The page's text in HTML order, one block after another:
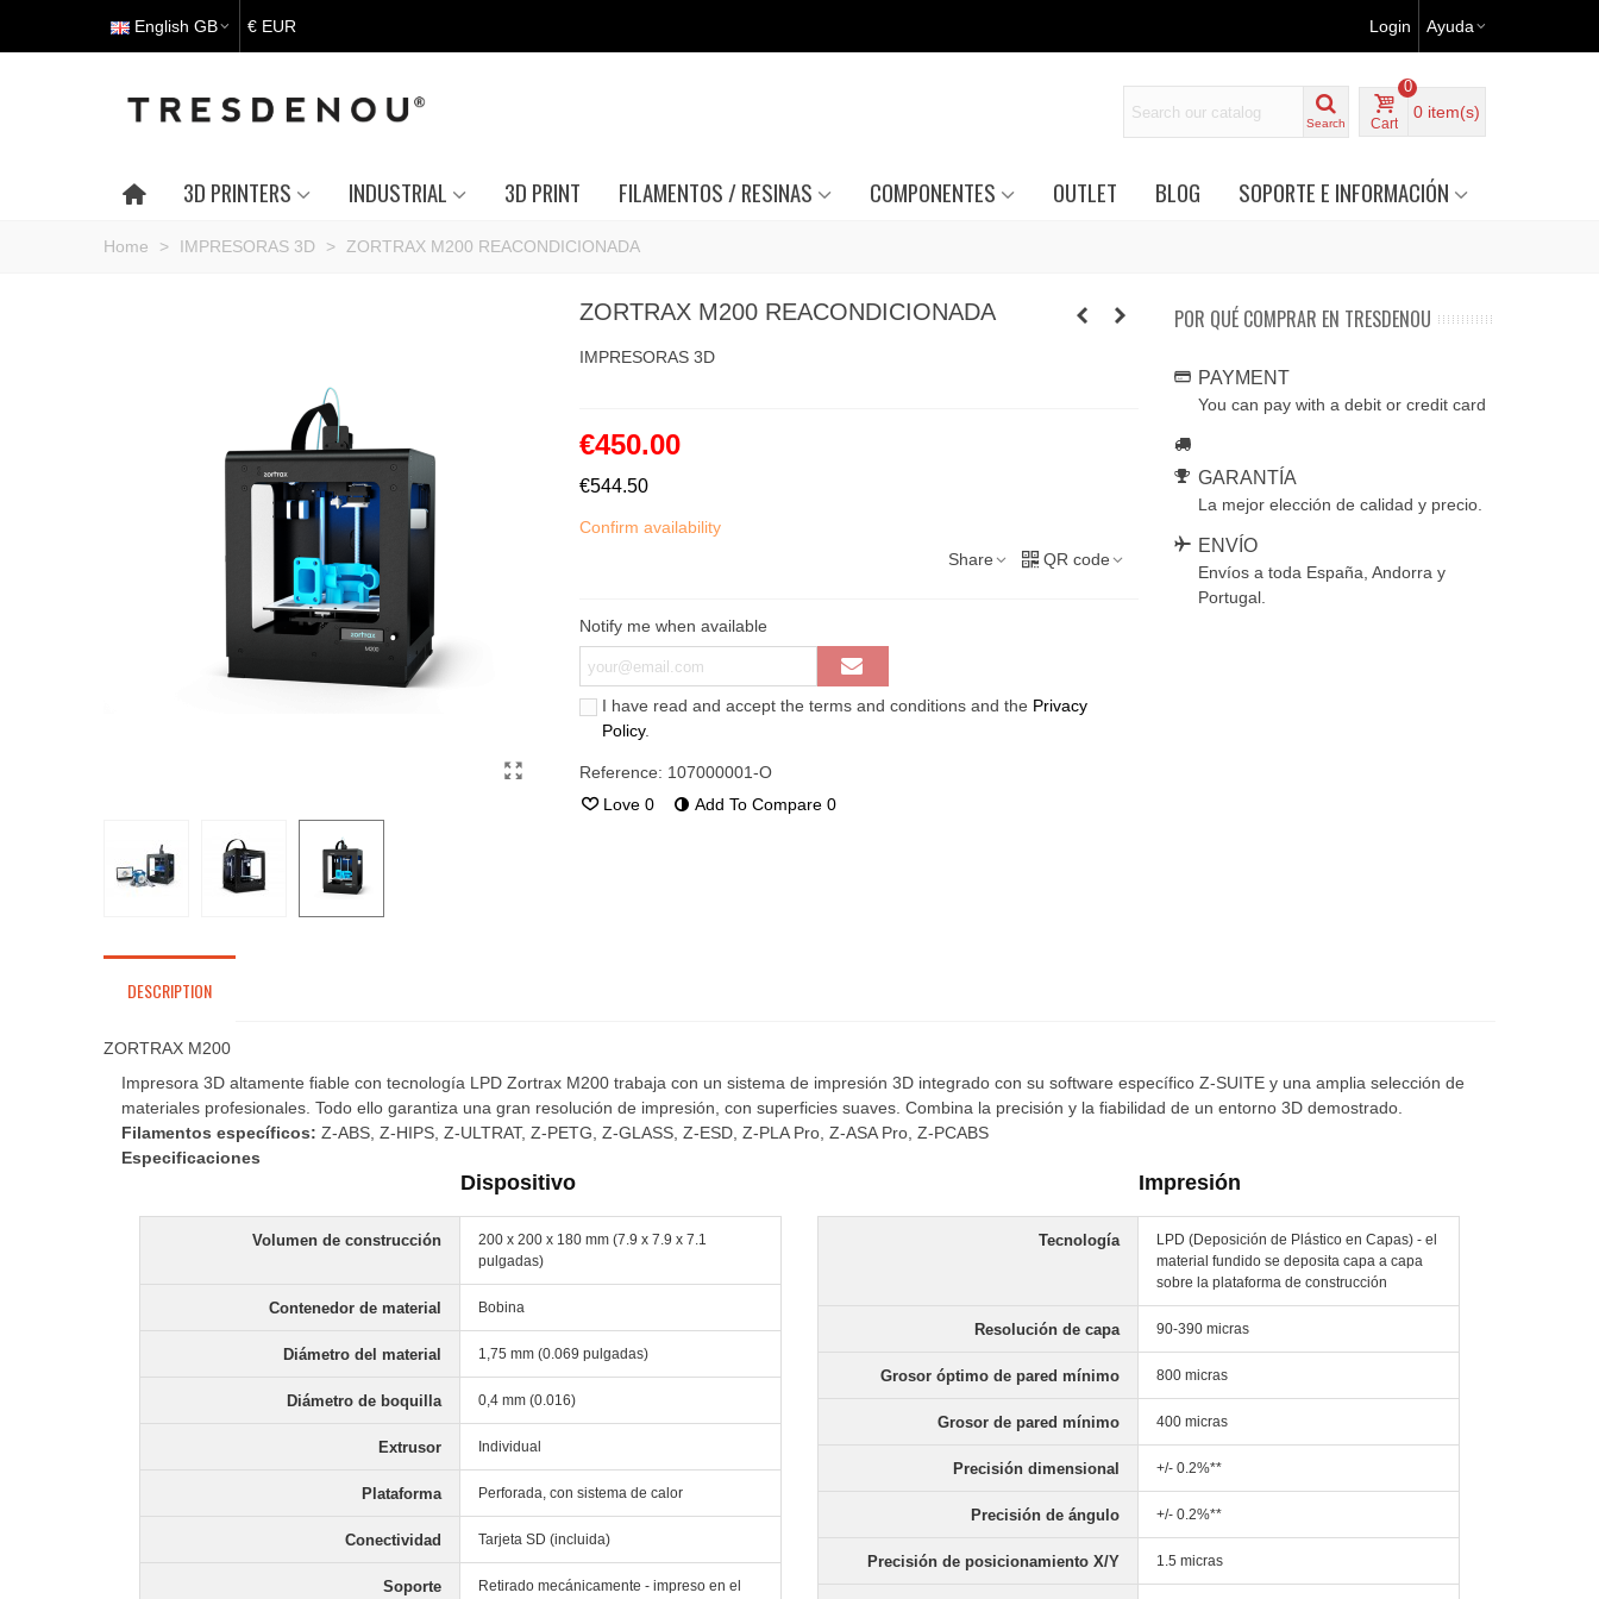
English GB € EUR Login Ayuda
Search Cart
0
0 item(s)
3D PRINTERS INDUSTRIAL 3D PRINT FILAMENTOS / RESINAS COMPONENTES OUTLET BLOG SOPORTE E INFORMACIÓN
Home > IMPRESORAS 3D > ZORTRAX M200 REACONDICIONADA
ZORTRAX M200 REACONDICIONADA
IMPRESORAS 3D
€450.00
€544.50
Confirm availability
Share
QR code
Notify me when available
I have read and accept the terms and conditions and the Privacy
Policy.
Reference: 107000001-O
Love 0 Add To Compare 0
POR QUÉ COMPRAR EN TRESDENOU
PAYMENT
You can pay with a debit or credit card
GARANTÍA
La mejor elección de calidad y precio.
ENVÍO
Envíos a toda España, Andorra y
Portugal.
DESCRIPTION
ZORTRAX M200
Impresora 3D altamente fiable con tecnología LPD Zortrax M200 trabaja con un sistema de impresión 3D integrado con su software específico Z-SUITE y una amplia selección de
materiales profesionales. Todo ello garantiza una gran resolución de impresión, con superficies suaves. Combina la precisión y la fiabilidad de un entorno 3D demostrado.
Filamentos específicos: Z-ABS, Z-HIPS, Z-ULTRAT, Z-PETG, Z-GLASS, Z-ESD, Z-PLA Pro, Z-ASA Pro, Z-PCABS
Especificaciones
Dispositivo
Volumen de construcción
200 x 200 x 180 mm (7.9 x 7.9 x 7.1
pulgadas)
Contenedor de material Bobina
Diámetro del material 1,75 mm (0.069 pulgadas)
Diámetro de boquilla 0,4 mm (0.016)
Extrusor Individual
Plataforma Perforada, con sistema de calor
Conectividad Tarjeta SD (incluida)
Soporte
Retirado mecánicamente - impreso en el
Impresión
Tecnología
LPD (Deposición de Plástico en Capas) - el
material fundido se deposita capa a capa
sobre la plataforma de construcción
Resolución de capa 90-390 micras
Grosor óptimo de pared mínimo 800 micras
Grosor de pared mínimo 400 micras
Precisión dimensional +/- 0.2%**
Precisión de ángulo +/- 0.2%**
Precisión de posicionamiento X/Y 1.5 micras